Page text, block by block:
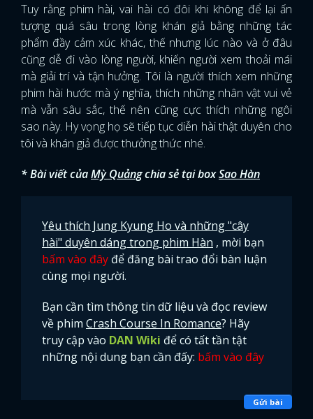
Tuy rằng phim hài, vai hài có đôi khi không để lại ấn
tượng quá sâu trong lòng khán giả bằng những tác
phẩm đầy cảm xúc khác, thế nhưng lúc nào và ở đâu
cũng dễ đi vào lòng người, khiến người xem thoải mái
mà giải trí và tận hưởng. Tôi là người thích xem những
phim hài hước mà ý nghĩa, thích những nhân vật vui vẻ
mà vẫn sâu sắc, thế nên cũng cực thích những ngôi
sao này. Hy vọng họ sẽ tiếp tục diễn hài thật duyên cho
tôi và khán giả được thưởng thức nhé.
* Bài viết củaMỳ Quảngchia sẻ tại boxSao Hàn
Yêu thích Jung Kyung Ho và những "cây
hài" duyên dáng trong phim Hàn , mời bạn
bấm vào đây để đăng bài trao đổi bàn luận
cùng mọi người.
Bạn cần tìm thông tin dữ liệu và đọc review
về phim Crash Course In Romance? Hãy
truy cập vào DAN Wiki để có tất tần tật
những nội dung bạn cần đấy: bấm vào đây
Gửi bài